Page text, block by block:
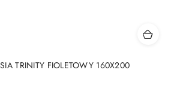
TRINITY FIOLETOWY 160X200